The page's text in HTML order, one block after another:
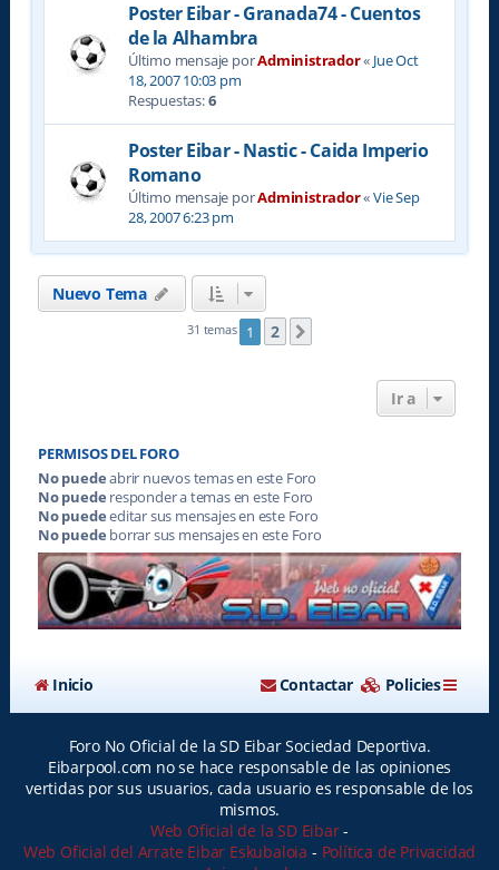
Poster Eibar - Granada74 - Cuentos
de la Alhambra
Último mensaje porAdministrador« Jue Oct
18, 2007 10:03 pm
Respuestas:6
Poster Eibar - Nastic - Caida Imperio
Romano
Último mensaje porAdministrador«Vie Sep
28, 2007 6:23 pm
Nuevo Tema
31 temas 1 2
Ir a
PERMISOS DEL FORO
No puedeabrir nuevos temas en este Foro
No puede responder a temas en este Foro
No puedeeditar sus mensajes en este Foro
No puede borrar sus mensajes en este Foro
Inicio Policies
Contactar
Foro No Oficial de la SD Eibar Sociedad Deportiva.
Eibarpool.com no se hace responsable de las opiniones
vertidas por sus usuarios, cada usuario es responsable de los
mismos.
Web Oficial de la SD Eibar-
Web Oficial del Arrate Eibar Eskubaloia - Política de Privacidad